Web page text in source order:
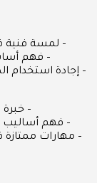
– لمسة فنية
– فهم
– إجادة استخدام
– خبرة
– فهم أساليب
– مهارات ممتازة